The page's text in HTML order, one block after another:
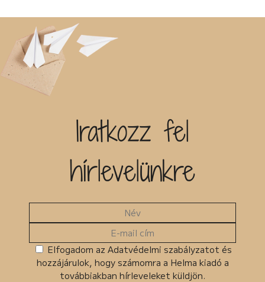
Iratkozz fel
hírlevelünkre
Elfogadom az Adatvédelmi szabályzatot és
hozzájárulok, hogy számomra a Helma kiadó a
továbbiakban hírleveleket küldjön.